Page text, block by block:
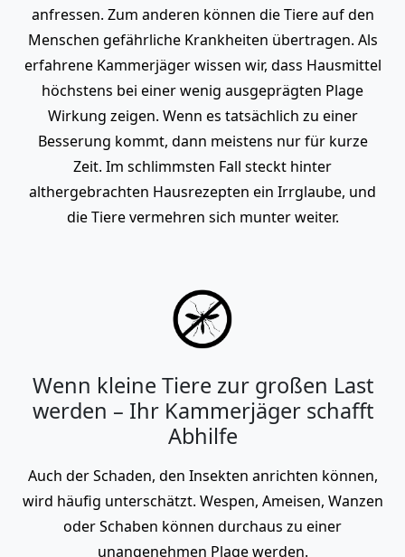
anfressen. Zum anderen können die Tiere auf den
Menschen gefährliche Krankheiten übertragen. Als
erfahrene Kammerjäger wissen wir, dass Hausmittel
höchstens bei einer wenig ausgeprägten Plage
Wirkung zeigen. Wenn es tatsächlich zu einer
Besserung kommt, dann meistens nur für kurze
Zeit. Im schlimmsten Fall steckt hinter
althergebrachten Hausrezepten ein Irrglaube, und
die Tiere vermehren sich munter weiter.
Wenn kleine Tiere zur großen Last
werden – Ihr Kammerjäger schafft
Abhilfe
Auch der Schaden, den Insekten anrichten können,
wird häufig unterschätzt. Wespen, Ameisen, Wanzen
oder Schaben können durchaus zu einer
unangenehmen Plage werden.